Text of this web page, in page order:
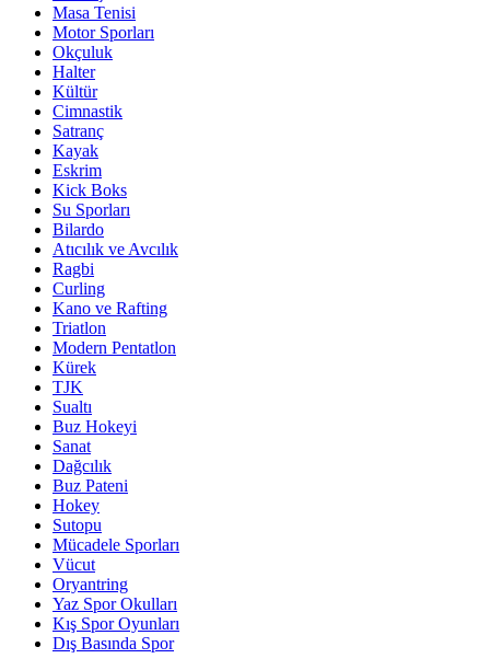
Masa Tenisi
Motor Sporları
Okçuluk
Halter
Kültür
Cimnastik
Satranç
Kayak
Eskrim
Kick Boks
Su Sporları
Bilardo
Atıcılık ve Avcılık
Ragbi
Curling
Kano ve Rafting
Triatlon
Modern Pentatlon
Kürek
TJK
Sualtı
Buz Hokeyi
Sanat
Dağcılık
Buz Pateni
Hokey
Sutopu
Mücadele Sporları
Vücut
Oryantring
Yaz Spor Okulları
Kış Spor Oyunları
Dış Basında Spor